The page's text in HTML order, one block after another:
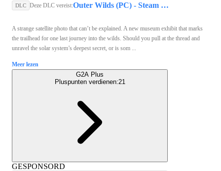
DLC Deze DLC vereist: Outer Wilds (PC) - Steam Key - GLOBAL
A strange satellite photo that can’t be explained. A new museum exhibit that marks
the trailhead for one last journey into the wilds. Should you pull at the thread and
unravel the solar system’s deepest secret, or is som ...
Meer lezen
G2A Plus
Pluspunten verdienen:21
GESPONSORD